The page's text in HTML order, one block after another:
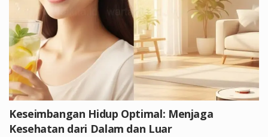
Keseimbangan Hidup Optimal: Menjaga
Kesehatan dari Dalam dan Luar